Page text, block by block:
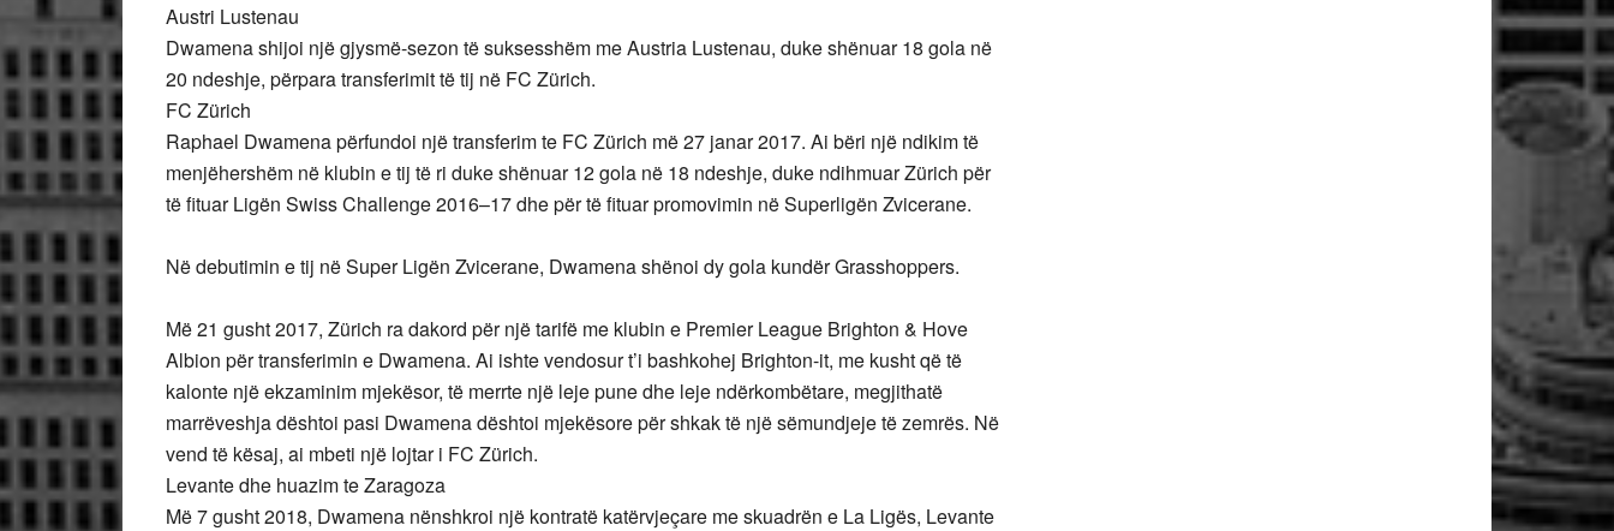
Austri Lustenau
Dwamena shijoi një gjysmë-sezon të suksesshëm me Austria Lustenau, duke shënuar 18 gola në
20 ndeshje, përpara transferimit të tij në FC Zürich.
FC Zürich
Raphael Dwamena përfundoi një transferim te FC Zürich më 27 janar 2017. Ai bëri një ndikim të
menjëhershëm në klubin e tij të ri duke shënuar 12 gola në 18 ndeshje, duke ndihmuar Zürich për
të fituar Ligën Swiss Challenge 2016–17 dhe për të fituar promovimin në Superligën Zvicerane.
Në debutimin e tij në Super Ligën Zvicerane, Dwamena shënoi dy gola kundër Grasshoppers.
Më 21 gusht 2017, Zürich ra dakord për një tarifë me klubin e Premier League Brighton & Hove
Albion për transferimin e Dwamena. Ai ishte vendosur t’i bashkohej Brighton-it, me kusht që të
kalonte një ekzaminim mjekësor, të merrte një leje pune dhe leje ndërkombëtare, megjithatë
marrëveshja dështoi pasi Dwamena dështoi mjekësore për shkak të një sëmundjeje të zemrës. Në
vend të kësaj, ai mbeti një lojtar i FC Zürich.
Levante dhe huazim te Zaragoza
Më 7 gusht 2018, Dwamena nënshkroi një kontratë katërvjeçare me skuadrën e La Ligës, Levante